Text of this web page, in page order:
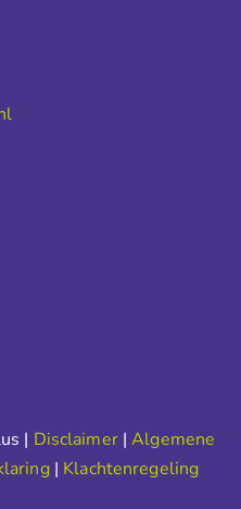
| Disclaimer|Algemene
| Klachtenregeling